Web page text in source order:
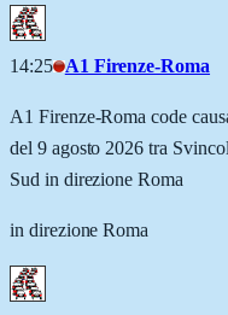
14:25 A1 Firenze-Roma
A1 Firenze-Roma code
del 9 agosto 2026 tra
Sud in direzione Roma
in direzione Roma